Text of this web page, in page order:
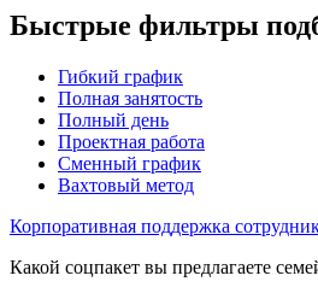
Быстрые фильтры
Гибкий график
Полная занятость
Полный день
Проектная работа
Сменный график
Вахтовый метод
Корпоративная поддержка
Какой соцпакет вы предлагаете